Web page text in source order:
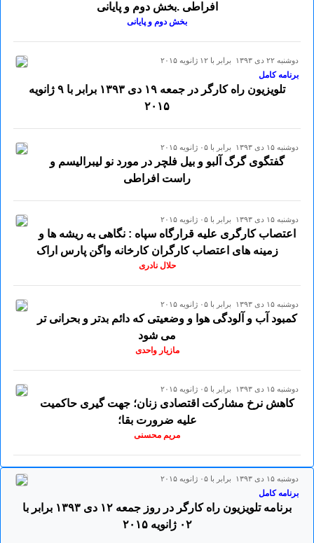
افراطی .بخش دوم و پایانی
بخش دوم و پایانی
دوشنبه ۲۲ دی ۱۳۹۳ برابر با ۱۲ ژانويه ۲۰۱۵
برنامه کامل
تلويزيون راه کارگر در جمعه ۱۹ دی ۱۳۹۳ برابر با ۹ ژانويه
۲٠۱۵
دوشنبه ۱۵ دی ۱۳۹۳ برابر با ۰۵ ژانويه ۲۰۱۵
گفتگوی گرگ آلبو و بیل فلچر در مورد نو لیبرالیسم و
راست افراطی
دوشنبه ۱۵ دی ۱۳۹۳ برابر با ۰۵ ژانويه ۲۰۱۵
اعتصاب کارگری علیه قرارگاه سپاه : نگاهی به ریشه ها و
زمینه های اعتصاب کارگران کارخانه واگن پارس اراک
حلال نادری
دوشنبه ۱۵ دی ۱۳۹۳ برابر با ۰۵ ژانويه ۲۰۱۵
کمبود آب و آلودگی هوا و وضعیتی که دائم بدتر و بحرانی تر
می شود
مازیار واحدی
دوشنبه ۱۵ دی ۱۳۹۳ برابر با ۰۵ ژانويه ۲۰۱۵
کاهش نرخ مشارکت اقتصادی زنان؛ جهت گیری حاکمیت
علیه ضرورت بقا؛
مریم محسنی
دوشنبه ۱۵ دی ۱۳۹۳ برابر با ۰۵ ژانويه ۲۰۱۵
برنامه کامل
برنامه تلویزیون راه کارگر در روز جمعه ۱۲ دی ۱۳۹۳ برابر با
٠۲ ژانويه ۲٠۱۵